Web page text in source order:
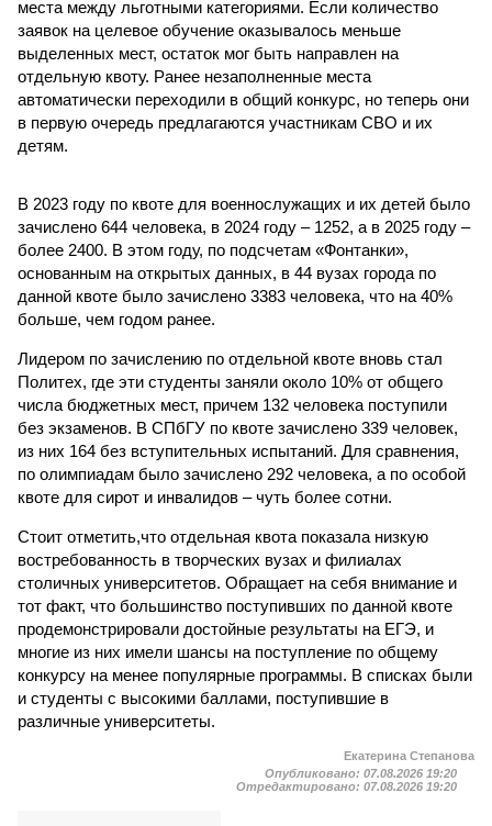
места между льготными категориями. Если количество
заявок на целевое обучение оказывалось меньше
выделенных мест, остаток мог быть направлен на
отдельную квоту. Ранее незаполненные места
автоматически переходили в общий конкурс, но теперь они
в первую очередь предлагаются участникам СВО и их
детям.
В 2023 году по квоте для военнослужащих и их детей было
зачислено 644 человека, в 2024 году – 1252, а в 2025 году –
более 2400. В этом году, по подсчетам «Фонтанки»,
основанным на открытых данных, в 44 вузах города по
данной квоте было зачислено 3383 человека, что на 40%
больше, чем годом ранее.
Лидером по зачислению по отдельной квоте вновь стал
Политех, где эти студенты заняли около 10% от общего
числа бюджетных мест, причем 132 человека поступили
без экзаменов. В СПбГУ по квоте зачислено 339 человек,
из них 164 без вступительных испытаний. Для сравнения,
по олимпиадам было зачислено 292 человека, а по особой
квоте для сирот и инвалидов – чуть более сотни.
Стоит отметить,что отдельная квота показала низкую
востребованность в творческих вузах и филиалах
столичных университетов. Обращает на себя внимание и
тот факт, что большинство поступивших по данной квоте
продемонстрировали достойные результаты на ЕГЭ, и
многие из них имели шансы на поступление по общему
конкурсу на менее популярные программы. В списках были
и студенты с высокими баллами, поступившие в
различные университеты.
Екатерина Степанова
Опубликовано: 07.08.2026 19:20
Отредактировано: 07.08.2026 19:20